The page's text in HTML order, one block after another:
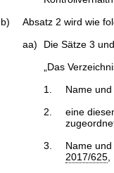
b)
Absatz 2 wird wie
aa)
Die Sätze 3
„Das
1.
Name
2.
eine
3.
Name
2017/625